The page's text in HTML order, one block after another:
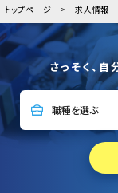
トップページ 求人情報
さっそく、自